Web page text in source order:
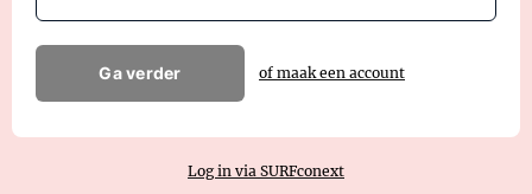
Ga verder of maak een account
Log in via SURFconext